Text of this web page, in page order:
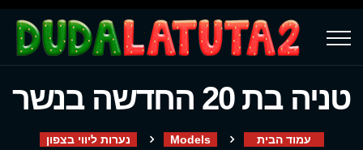
טניה בת 20 החדשה בנשר
עמוד הבית Models
נערות ליווי בצפון